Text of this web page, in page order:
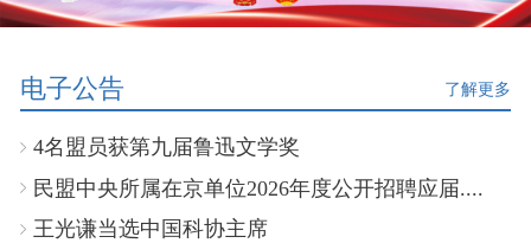
电子公告 了解更多
4名盟员获第九届鲁迅文学奖
民盟中央所属在京单位2026年度公开招聘应届....
王光谦当选中国科协主席